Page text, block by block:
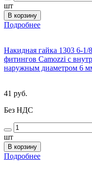
шт
В корзину
Подробнее
Накидная гайка 1303 6-1/8
фитингов Camozzi с
наружным диаметром 6
41 руб.
Без НДС
шт
В корзину
Подробнее